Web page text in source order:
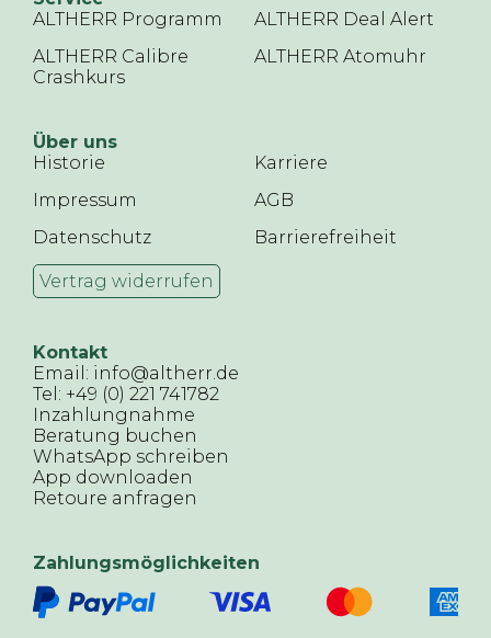
ALTHERR Programm
ALTHERR Deal Alert
ALTHERR Calibre
Crashkurs
ALTHERR Atomuhr
Über uns
Historie
Karriere
Impressum
AGB
Datenschutz
Barrierefreiheit
Vertrag widerrufen
Kontakt
Email: info@altherr.de
Tel: +49 (0) 221 741782
Inzahlungnahme
Beratung buchen
WhatsApp schreiben
App downloaden
Retoure anfragen
Zahlungsmöglichkeiten